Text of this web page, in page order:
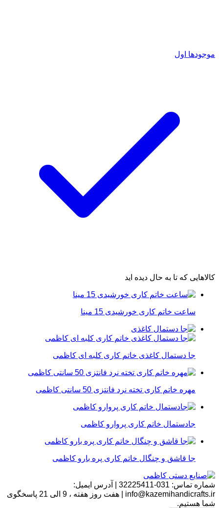
موجودها اول
کالاهایی که تا به حال دیده اید
ساعت خاتم کاری خورشیدی 15 مینا
جا دستمال کاغذی خاتم کاری کلبه ای کاظمی
مهره خاتم کاری تخته نرد فانتزی 50 سانتی کاظمی
جادستمال خاتم کاری پروارو کاظمی
جا قاشق و چنگال خاتم کاری پره بارو کاظمی
شماره تماس: 031-32225411
آدرس ایمیل:
info@kazemihandicrafts.ir
هفت روز هفته ، 9 الی 21 پاسخگوی
شما هستیم.